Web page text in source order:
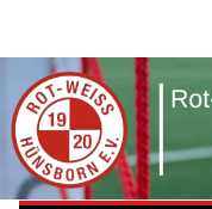
springen